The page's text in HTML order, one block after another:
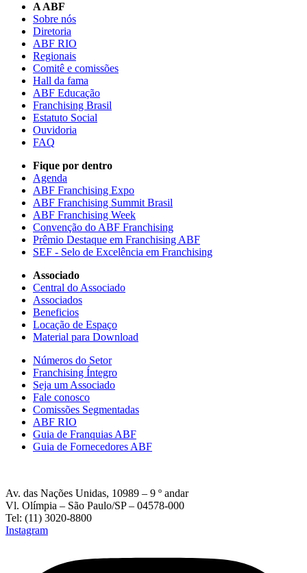
A ABF
Sobre nós
Diretoria
ABF RIO
Regionais
Comitê e comissões
Hall da fama
ABF Educação
Franchising Brasil
Estatuto Social
Ouvidoria
FAQ
Fique por dentro
Agenda
ABF Franchising Expo
ABF Franchising Summit Brasil
ABF Franchising Week
Convenção do ABF Franchising
Prêmio Destaque em Franchising ABF
SEF - Selo de Excelência em Franchising
Associado
Central do Associado
Associados
Beneficios
Locação de Espaço
Material para Download
Números do Setor
Franchising Íntegro
Seja um Associado
Fale conosco
Comissões Segmentadas
ABF RIO
Guia de Franquias ABF
Guia de Fornecedores ABF
Av. das Nações Unidas, 10989 – 9 º andar
Vl. Olímpia – São Paulo/SP – 04578-000
Tel: (11) 3020-8800
Instagram